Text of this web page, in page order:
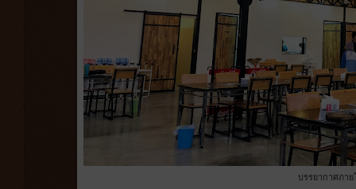
บรรยากาศภาย